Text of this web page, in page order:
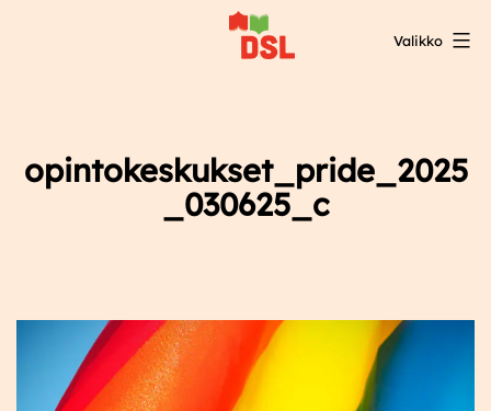
Valikko
opintokeskukset_pride_2025
_030625_c